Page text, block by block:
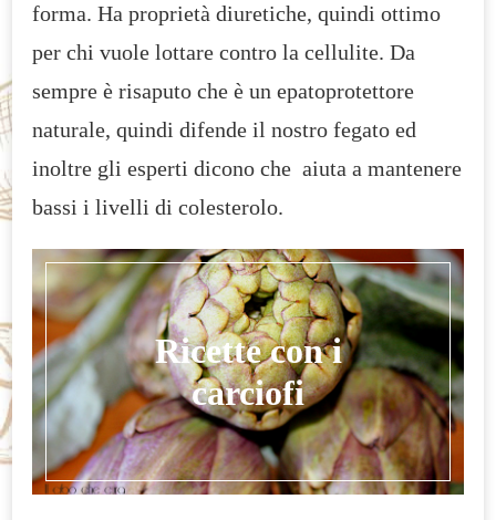
forma. Ha proprietà diuretiche, quindi ottimo
per chi vuole lottare contro la cellulite. Da
sempre è risaputo che è un epatoprotettore
naturale, quindi difende il nostro fegato ed
inoltre gli esperti dicono che aiuta a mantenere
bassi i livelli di colesterolo.
Ricette con i
carciofi